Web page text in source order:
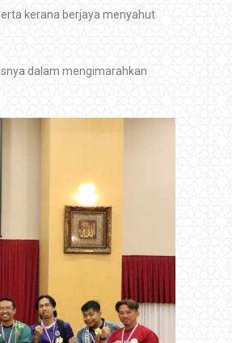
kerana berjaya menyahut
dalam mengimarahkan